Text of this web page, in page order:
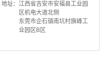
600D迷彩TPU复合面料
地址： 江西省吉安市安福县工业园
区机电大道北侧
东莞市企石镇南坑村旗峰工
业园区B区